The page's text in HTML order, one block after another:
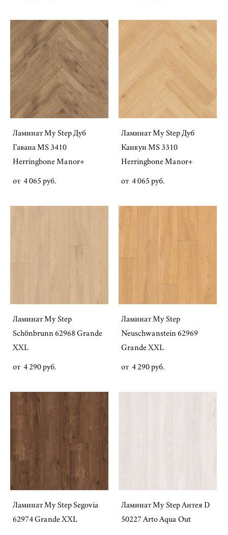
Ламинат My Step Дуб
Гавана MS 3410
Herringbone Manor+
от 4 065 pуб.
Ламинат My Step Дуб
Канкун MS 3310
Herringbone Manor+
от 4 065 pуб.
Ламинат My Step
Schönbrunn 62968 Grande
XXL
от 4 290 pуб.
Ламинат My Step
Neuschwanstein 62969
Grande XXL
от 4 290 pуб.
Ламинат My Step Segovia
62974 Grande XXL
Ламинат My Step Антея D
50227 Arto Aqua Out